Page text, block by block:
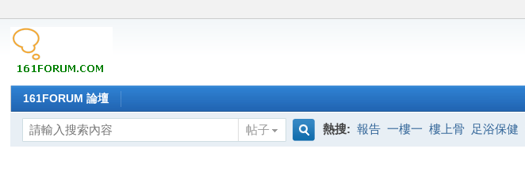
161FORUM 論壇
帖子
熱搜: 報告 一樓一 樓上骨 足浴保健